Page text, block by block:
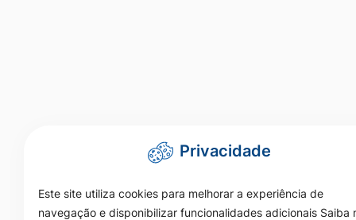
Privacidade
Este site utiliza cookies para melhorar a experiência de
navegação e disponibilizar funcionalidades adicionais Saiba